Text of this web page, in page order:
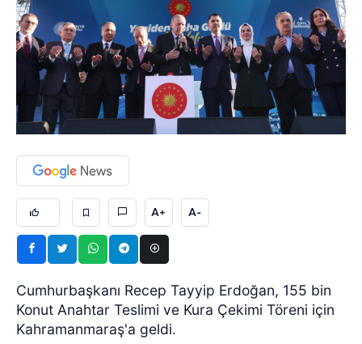
A+ A-
Cumhurbaşkanı Recep Tayyip Erdoğan, 155 bin
Konut Anahtar Teslimi ve Kura Çekimi Töreni için
Kahramanmaraş'a geldi.